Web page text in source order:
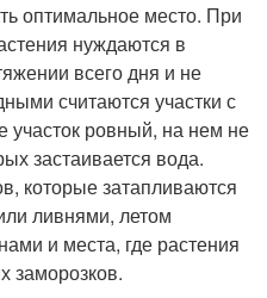
оптимальное место. При
нуждаются в
всего дня и не
считаются участки с
ровный, на нем не
застаивается вода.
которые затапливаются
ливнями, летом
и места, где растения
заморозков.